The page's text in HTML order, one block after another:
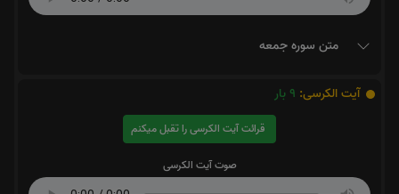
متن سوره جمعه
آیت الکرسی: 9بار
قرائت آیت الکرسی را تقبل میکنم
صوت آیت الکرسی